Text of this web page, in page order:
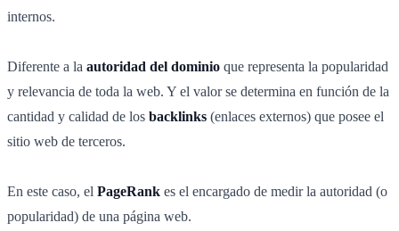
internos.
Diferente a la autoridad del dominio que representa la popularidad
y relevancia de toda la web. Y el valor se determina en función de la
cantidad y calidad de los backlinks (enlaces externos) que posee el
sitio web de terceros.
En este caso, el PageRank es el encargado de medir la autoridad (o
popularidad) de una página web.